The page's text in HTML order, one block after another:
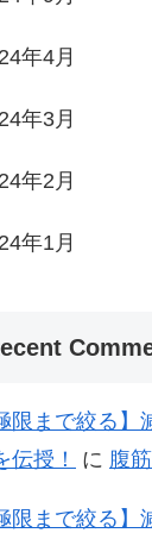
年4月
年3月
年2月
年1月
限まで絞る
伝授！
に 腹
限まで絞る